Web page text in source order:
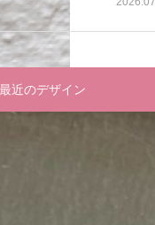
最近のデザイン